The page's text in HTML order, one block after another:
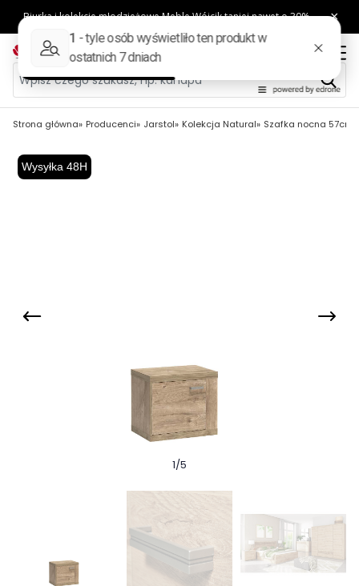
Strona główna Producenci Jarstol Kolekcja Natural Szafka nocna 57cm
Wysyłka 48H
1/5